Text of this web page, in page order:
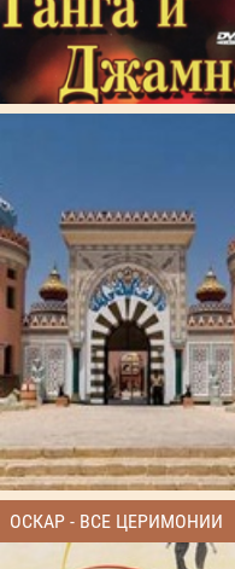
ОСКАР - ВСЕ ЦЕРИМОНИИ